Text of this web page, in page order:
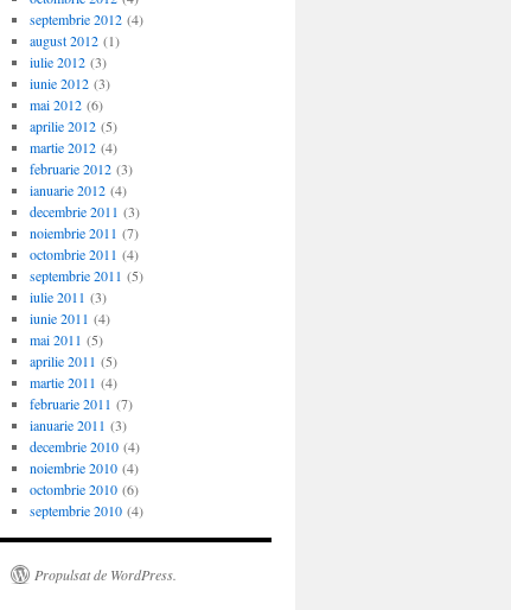
septembrie 2012(4)
august 2012(1)
iulie 2012(3)
iunie 2012(3)
mai 2012(6)
aprilie 2012(5)
martie 2012(4)
februarie 2012(3)
ianuarie 2012(4)
decembrie 2011 (3)
noiembrie 2011 (7)
octombrie 2011 (4)
septembrie 2011 (5)
iulie 2011 (3)
iunie 2011 (4)
mai 2011 (5)
aprilie 2011 (5)
martie 2011 (4)
februarie 2011 (7)
ianuarie 2011 (3)
decembrie 2010(4)
noiembrie 2010(4)
octombrie 2010(6)
septembrie 2010(4)
Propulsat de WordPress.